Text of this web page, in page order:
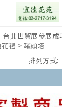
台北世貿展參展成
禮 > 罐頭塔
排列方式: